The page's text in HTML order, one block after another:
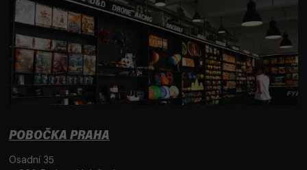
POBOČKA PRAHA
Osadní 35